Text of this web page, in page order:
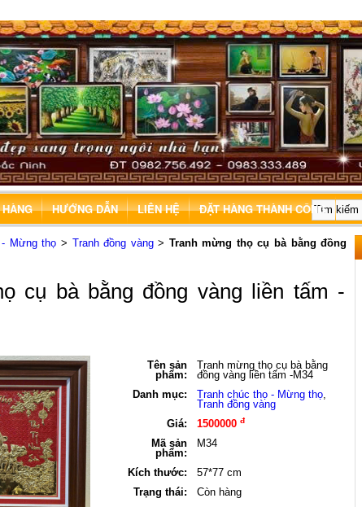
HƯỚNG DẪN LIÊN HỆ ĐẶT HÀNG THÀNH CÔNG
Mừng thọ > Tranh đồng vàng> Tranh mừng thọ cụ bà bằng đồng
cụ bà bằng đồng vàng liền tấm -
Tên sản
phẩm:
Tranh mừng thọ cụ bà bằng
đồng vàng liền tấm -M34
Danh mục:
Tranh chúc thọ - Mừng thọ,
Tranh đồng vàng
Giá:
1500000 đ
Mã sản
phẩm:
M34
Kích thước:
57*77 cm
Trạng thái:
Còn hàng